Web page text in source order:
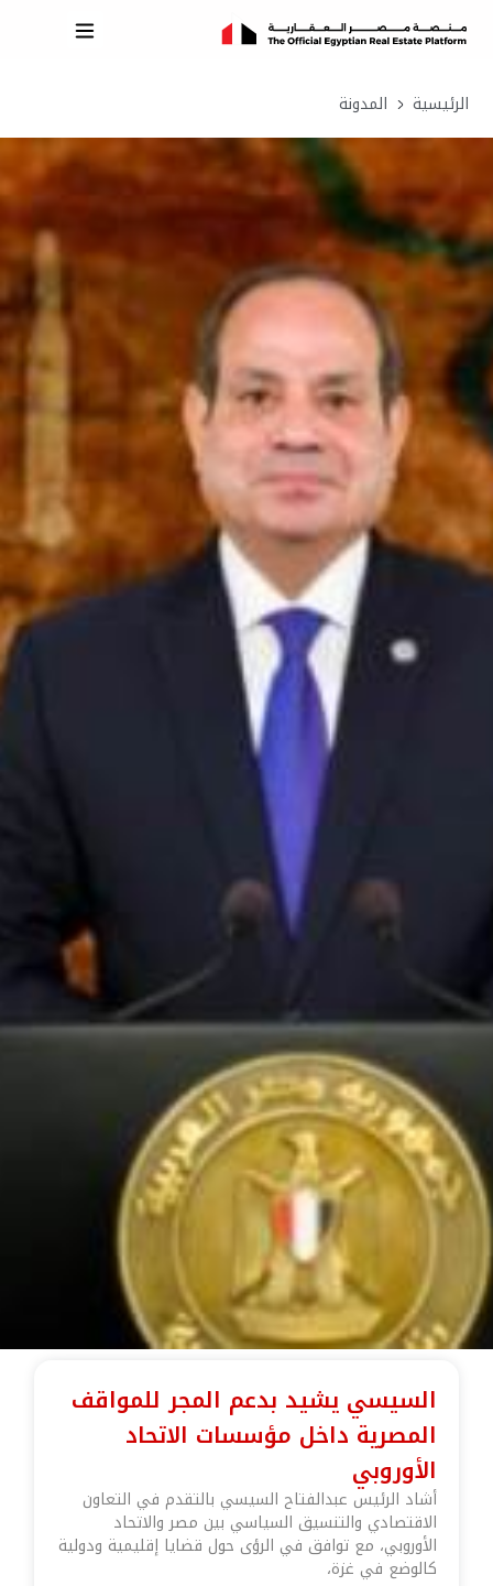
الرئيسية المدونة
السيسي يشيد بدعم المجر للمواقف
المصرية داخل مؤسسات الاتحاد
الأوروبي
أشاد الرئيس عبدالفتاح السيسي بالتقدم في التعاون
الاقتصادي والتنسيق السياسي بين مصر والاتحاد
الأوروبي، مع توافق في الرؤى حول قضايا إقليمية ودولية
كالوضع في غزة،